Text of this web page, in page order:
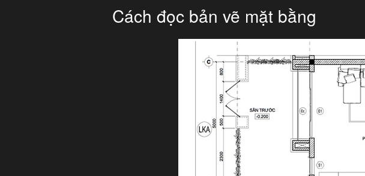
Cách đọc bản vẽ mặt bằng